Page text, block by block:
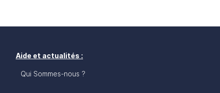
Aide et actualités :
Qui Sommes-nous ?